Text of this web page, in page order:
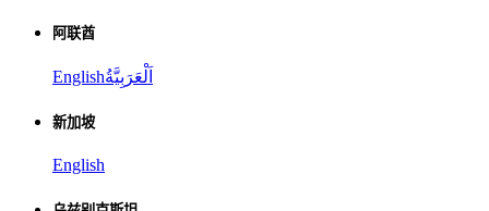
阿联酋
Englishاَلْعَرَبِيَّةُ
新加坡
English